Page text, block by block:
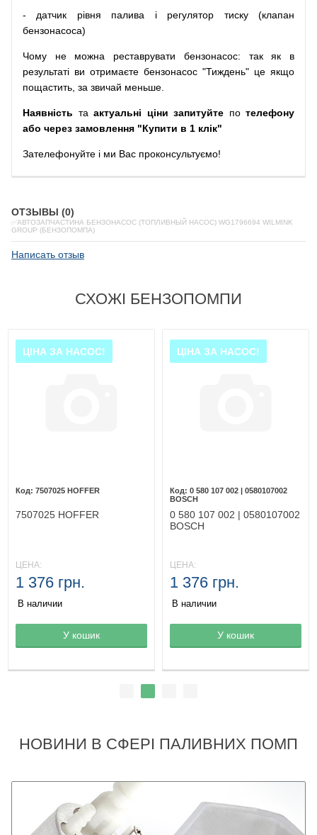
- датчик рівня палива і регулятор тиску (клапан
бензонасоса)
Чому не можна реставрувати бензонасос: так як
в
результаті ви отримаєте бензонасос "Тиждень" це якщо
пощастить, за звичай меньше.
Наявність та актуальні ціни запитуйте по телефону
або через замовлення "Купити в 1 клік"
Зателефонуйте і ми Вас проконсультуємо!
ОТЗЫВЫ (0)
✅АВТОЗАПЧАСТИНА БЕНЗОНАСОС (ТОПЛИВНЫЙ НАСОС) WG1796694 WILMINK
GROUP (БЕНЗОПОМПА)
Написать отзыв
СХОЖІ БЕНЗОПОМПИ
Товар в корзине
ЦІНА ЗА НАСОС!
7507025 HOFFER
7507025 HOFFER
ЦЕНА:
1 376 грн.
В наличии
У кошик Товар в корзине
ЦІНА ЗА НАСОС!
0 580 107 002 | 0580107002
BOSCH
0 580 107 002 | 0580107002
BOSCH
ЦЕНА:
1 376 грн.
В наличии
У кошик
НОВИНИ В СФЕРІ ПАЛИВНИХ ПОМП